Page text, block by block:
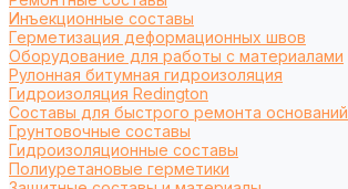
Инъекционные составы
Герметизация деформационных швов
Оборудование для работы с материалами
Рулонная битумная гидроизоляция
Гидроизоляция Redington
Составы для быстрого ремонта оснований
Грунтовочные составы
Гидроизоляционные составы
Полиуретановые герметики